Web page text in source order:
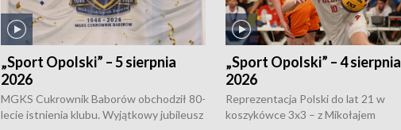
„Sport Opolski” – 5 sierpnia
2026
MGKS Cukrownik Baborów obchodził 80-
lecie istnienia klubu. Wyjątkowy jubileusz
„Sport Opolski” – 4 sierpnia
2026
Reprezentacja Polski do lat 21 w
koszykówce 3x3 – z Mikołajem